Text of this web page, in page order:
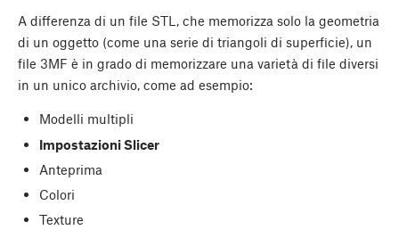
A differenza di un file STL, che memorizza solo la geometria
di un oggetto (come una serie di triangoli di superficie), un
file 3MF è in grado di memorizzare una varietà di file diversi
in un unico archivio, come ad esempio:
Modelli multipli
Impostazioni Slicer
Anteprima
Colori
Texture